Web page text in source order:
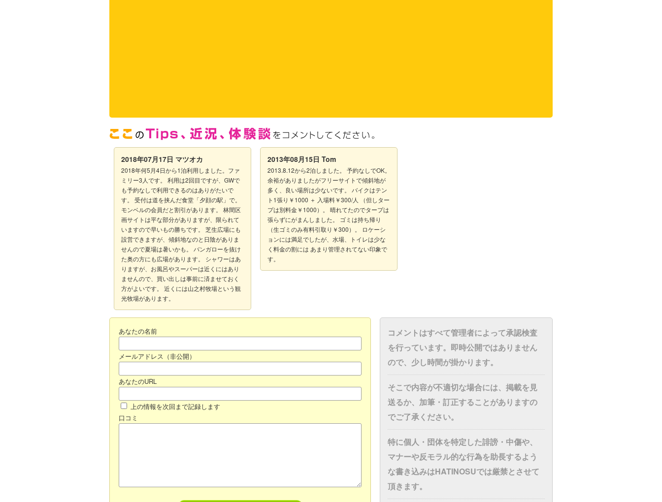
2018年07月17日 マツオカ
2018年何5月4日から1泊利用しました。ファ
ミリー3人です。 利用は2回目ですが、GWで
も予約なしで利用できるのはありがたいで
す。 受付は道を挟んだ食堂「夕顔の駅」で。
モンベルの会員だと割引があります。 林間区
画サイトは平な部分がありますが、限られて
いますので早いもの勝ちです。 芝生広場にも
設営できますが、傾斜地なのと日陰がありま
せんので夏場は暑いかも。 バンガローを抜け
た奥の方にも広場があります。 シャワーはあ
りますが、お風呂やスーパーは近くにはあり
ませんので、買い出しは事前に済ませておく
方がよいです。 近くには山之村牧場という観
光牧場があります。
2013年08月15日 Tom
2013.8.12から2泊しました。 予約なしでOK。
余裕がありましたがフリーサイトで傾斜地が
多く、良い場所は少ないです。 バイクはテン
ト1張り￥1000 ＋ 入場料￥300/人 （但しター
プは別料金￥1000）。 晴れてたのでタープは
張らずにがまんしました。 ゴミは持ち帰り
（生ゴミのみ有料引取り￥300）。 ロケーシ
ョンには満足でしたが、水場、トイレは少な
く料金の割には あまり管理されてない印象で
す。
コメントはすべて管理者によって承認検査
を行っています。即時公開ではありません
ので、少し時間が掛かります。
そこで内容が不適切な場合には、掲載を見
送るか、加筆・訂正することがありますの
でご了承ください。
特に個人・団体を特定した誹謗・中傷や、
マナーや反モラル的な行為を助長するよう
な書き込みはHATINOSUでは厳禁とさせて
頂きます。
あなたの名前
メールアドレス（非公開）
あなたのURL
上の情報を次回まで記録します
口コミ